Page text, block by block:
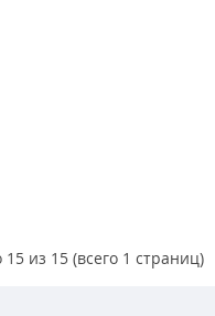
из 15 (всего 1 страниц)